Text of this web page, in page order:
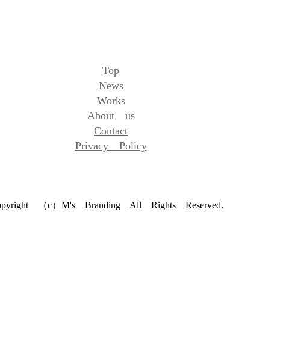
（c）M's Branding All Rights Reserved.
Top
News
Works
About us
Contact
Privacy Policy